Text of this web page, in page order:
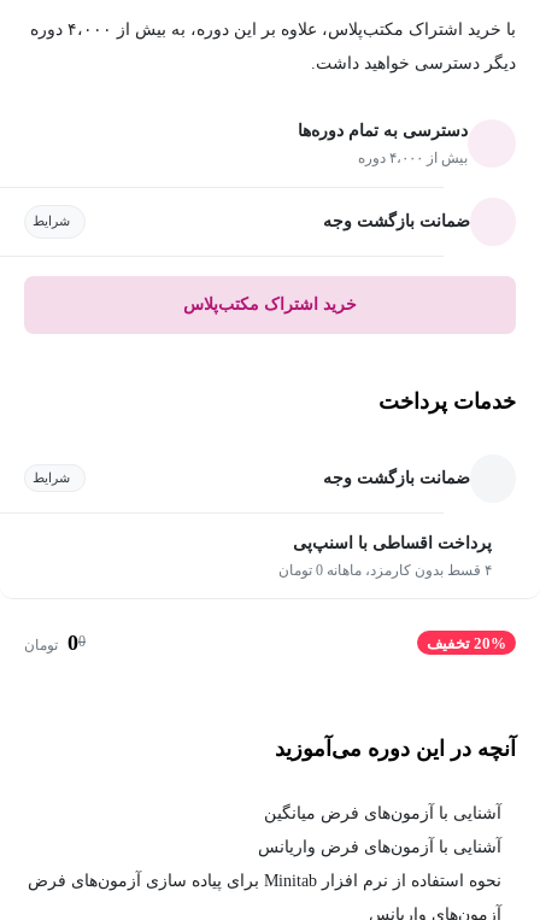
با خرید اشتراک مکتب‌پلاس، علاوه بر این دوره، به بیش از ۴،۰۰۰ دوره
دیگر دسترسی خواهید داشت.
دسترسی به تمام دوره‌ها
بیش از ۴،۰۰۰ دوره
ضمانت بازگشت وجه شرایط
خرید اشتراک مکتب‌پلاس
خدمات پرداخت
ضمانت بازگشت وجه شرایط
پرداخت اقساطی با اسنپ‌پی
۴ قسط بدون کارمزد، ماهانه 0 تومان
20% تخفیف 0
0 تومان
آنچه در این دوره می‌آموزید
آشنایی با آزمون‌های فرض میانگین
آشنایی با آزمون‌های فرض واریانس
نحوه استفاده از نرم افزار Minitab برای پیاده سازی آزمون‌های فرض
آزمون‌های واریانس